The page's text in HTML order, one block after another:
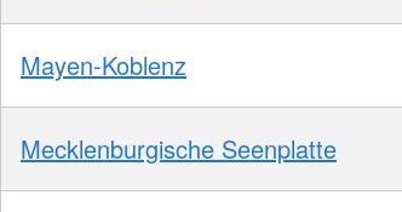
Mayen-Koblenz
Mecklenburgische Seenplatte